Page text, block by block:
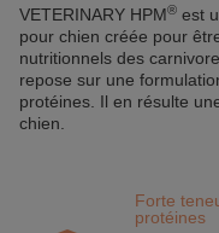
VETERINARY HPM® est
pour chien créée pour
nutritionnels des
repose sur une
protéines. Il en résulte
chien.
Forte
protéines